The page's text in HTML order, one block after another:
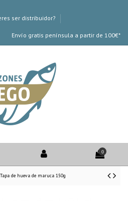
ser distribuidor?
Envío gratis península a partir de 100€*
0
Tapa de hueva de maruca 150g